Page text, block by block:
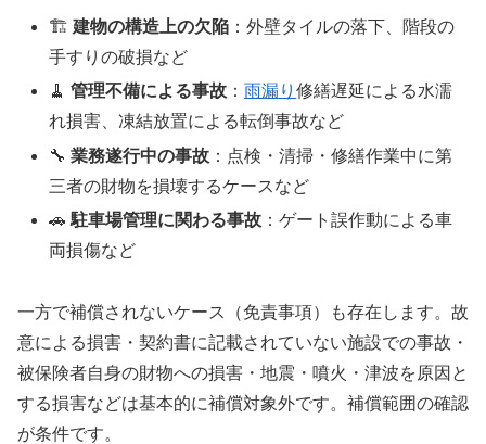
🏗️建物の構造上の欠陥 ：外壁タイルの落下、階段の
手すりの破損など
🧹管理不備による事故 ：雨漏り修繕遅延による水濡
れ損害、凍結放置による転倒事故など
🔧業務遂行中の事故 ：点検・清掃・修繕作業中に第
三者の財物を損壊するケースなど
🚗駐車場管理に関わる事故 ：ゲート誤作動による車
両損傷など
一方で補償されないケース（免責事項）も存在します。故
意による損害・契約書に記載されていない施設での事故・
被保険者自身の財物への損害・地震・噴火・津波を原因と
する損害などは基本的に補償対象外です。補償範囲の確認
が条件です。